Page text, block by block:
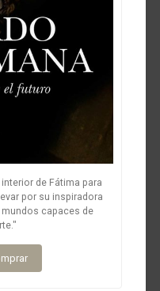
de Fátima para
por su inspiradora
capaces de